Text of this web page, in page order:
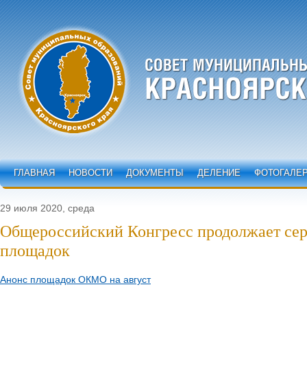
ГЛАВНАЯ НОВОСТИ ДОКУМЕНТЫ ДЕЛЕНИЕ
29 июля 2020, среда
Общероссийский Конгресс продолжает
площадок
Анонс площадок ОКМО на август